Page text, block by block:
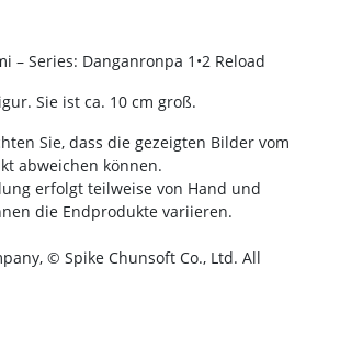
– Series: Danganronpa 1•2 Reload
Sie ist ca. 10 cm groß.
Sie, dass die gezeigten Bilder vom
abweichen können.
erfolgt teilweise von Hand und
die Endprodukte variieren.
© Spike Chunsoft Co., Ltd. All